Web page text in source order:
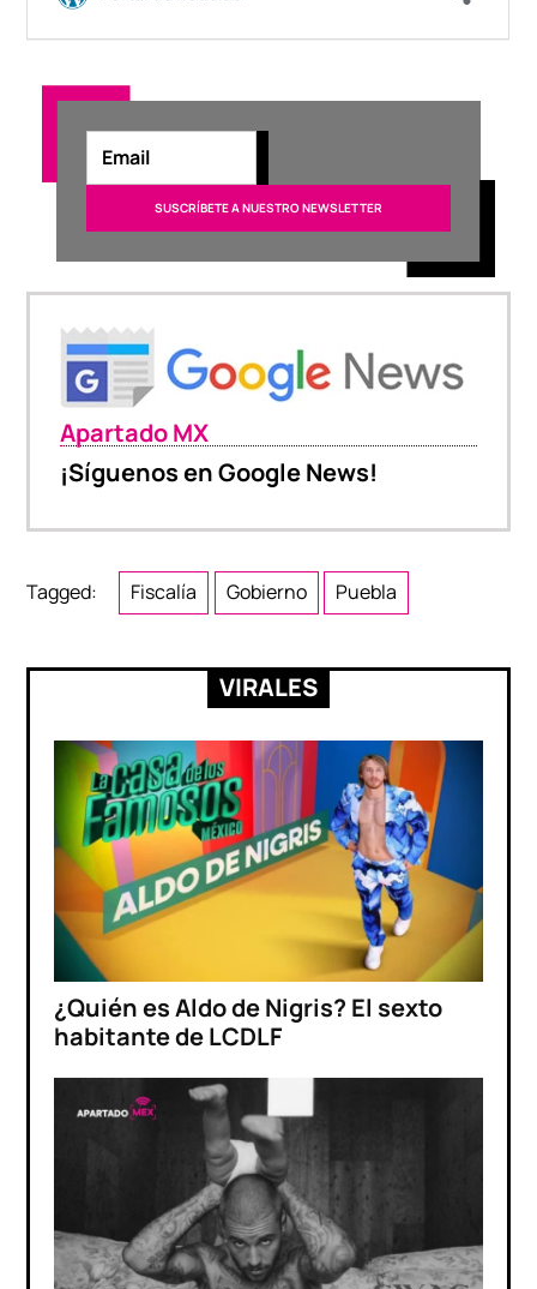
Apartado MX
¡Síguenos en Google News!
Tagged: Fiscalía Gobierno Puebla
VIRALES
¿Quién es Aldo de Nigris? El sexto
habitante de LCDLF